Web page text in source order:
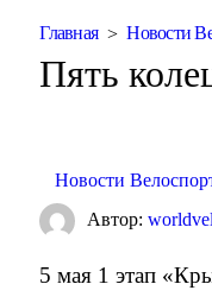
Главная Новости
Пять
Новости
Автор:
5 мая 1 этап